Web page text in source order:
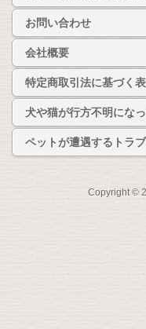
お問い合わせ
会社概要
特定商取引法に基づく
犬や猫が行方不明にな
ペットが遭遇するトラ
Copyright ©